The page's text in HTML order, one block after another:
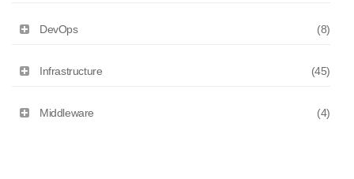
DevOps (8)
Infrastructure (45)
Middleware (4)